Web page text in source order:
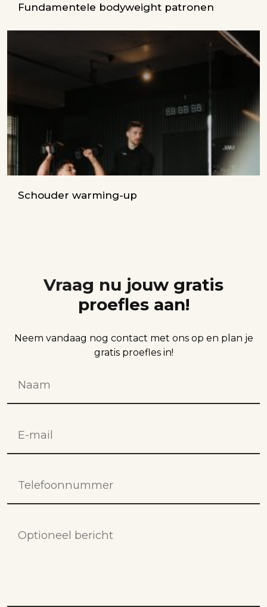
Fundamentele bodyweight patronen
Schouder warming-up
Vraag nu jouw gratis
proefles aan!
Neem vandaag nog contact met ons op en plan je
gratis proefles in!